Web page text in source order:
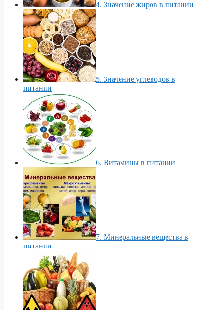
4. Значение жиров в питании
5. Значение углеводов в
питании
6. Витамины в питании
7. Минеральные вещества в
питании